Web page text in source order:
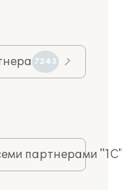
7243
партнерами